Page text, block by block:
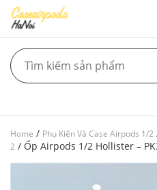
Home / Phụ Kiện Và Case Airpods 1/2
2 / Ốp Airpods 1/2 Hollister –